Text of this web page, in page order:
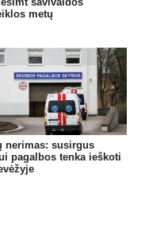
metų
nerimas: susirgus
pagalbos tenka ieškoti